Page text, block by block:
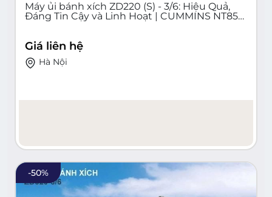
Máy ủi bánh xích ZD220 (S) - 3/6: Hiệu Quả,
Đáng Tin Cậy và Linh Hoạt | CUMMINS NT855-
Giá liên hệ
Hà Nội
-50%